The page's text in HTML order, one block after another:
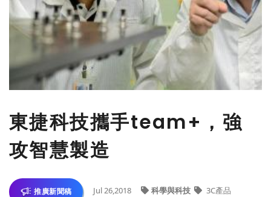
東捷科技攜手team+，強
攻智慧製造
推廣新聞稿 Jul 26,2018 科學與科技 3C產品